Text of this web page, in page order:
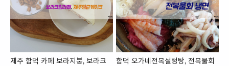
제주 함덕 카페 보라지붕, 보라크
함덕 오가네전복설렁탕, 전복물회